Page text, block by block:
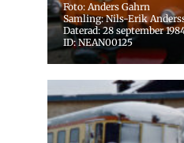
Foto: Anders Gahrn
Samling: Nils-Erik
Daterad: 28 september
ID: NEAN00125